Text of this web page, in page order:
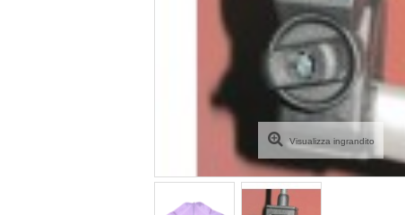
Visualizza ingrandito